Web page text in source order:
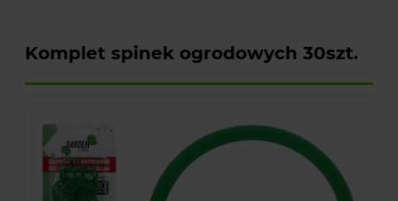
Komplet spinek ogrodowych 30szt.